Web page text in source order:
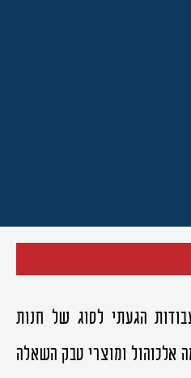
חיפשתי עבודות הגעתי לסוג של חנות
ומוצרי טבק השאלה